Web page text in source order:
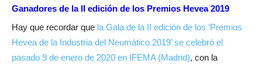
Ganadores de la II edición de los Premios Hevea 2019
Hay que recordar que la Gala de la II edición de los ‘Premios
Hevea de la Industria del Neumático 2019’ se celebró el
pasado 9 de enero de 2020 en IFEMA (Madrid), con la